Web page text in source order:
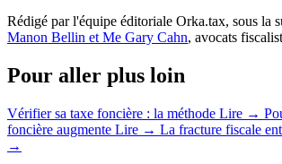
Rédigé par l'équipe éditoriale Orka.tax, sous la
Manon Bellin et Me Gary Cahn, avocats
Pour aller plus loin
Vérifier sa taxe foncière : la méthode Lire →
foncière augmente Lire → La fracture fiscale
→